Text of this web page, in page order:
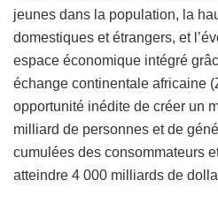
jeunes dans la population, la
domestiques et étrangers, et
espace économique intégré
échange continentale africaine
opportunité inédite de créer un
milliard de personnes et de
cumulées des consommateurs
atteindre 4 000 milliards de